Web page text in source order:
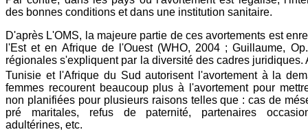
des bonnes conditions et dans une institution sanitaire.
D'après L'OMS, la majeure partie de ces avortements est
l'Est et en Afrique de l'Ouest (WHO, 2004 ; Guillaume,
régionales s'expliquent par la diversité des cadres juridiques.
Tunisie et l'Afrique du Sud autorisent l'avortement à la
femmes recourent beaucoup plus à l'avortement pour
non planifiées pour plusieurs raisons telles que : cas de
pré maritales, refus de paternité, partenaires
adultérines, etc.